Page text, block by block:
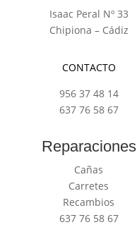
Isaac Peral Nº 33
Chipiona – Cádiz
CONTACTO
956 37 48 14
637 76 58 67
Reparaciones
Cañas
Carretes
Recambios
637 76 58 67